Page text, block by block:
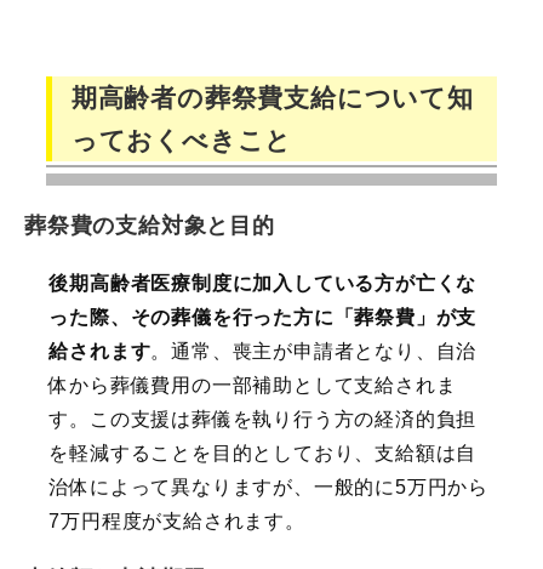
期高齢者の葬祭費支給について知
っておくべきこと
葬祭費の支給対象と目的
後期高齢者医療制度に加入している方が亡くな
った際、その葬儀を行った方に「葬祭費」が支
給されます。通常、喪主が申請者となり、自治
体から葬儀費用の一部補助として支給されま
す。この支援は葬儀を執り行う方の経済的負担
を軽減することを目的としており、支給額は自
治体によって異なりますが、一般的に5万円から
7万円程度が支給されます。